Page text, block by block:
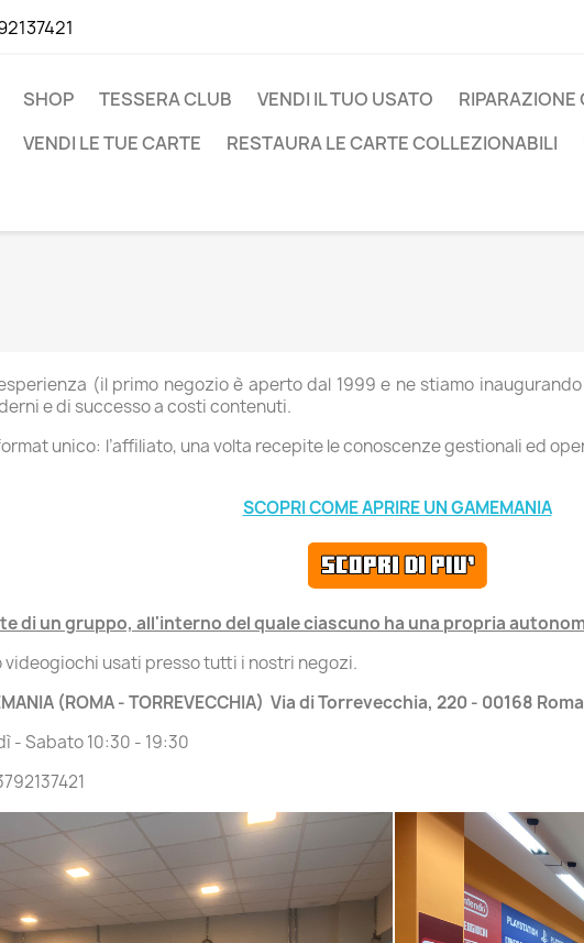
SHOP TESSERA CLUB VENDI IL TUO USATO RIPARAZIONE
VENDI LE TUE CARTE
RESTAURA LE CARTE COLLEZIONABILI
(il primo negozio è aperto dal 1999 e ne stiamo
e di successo a costi contenuti.
unico: l’affiliato, una volta recepite le conoscenze gestionali ed
SCOPRI COME APRIRE UN GAMEMANIA
di un gruppo, all'interno del quale ciascuno ha una propria
videogiochi usati presso tutti i nostri negozi.
(ROMA - TORREVECCHIA) Via di Torrevecchia, 220 - 00168 Roma
- Sabato 10:30 - 19:30